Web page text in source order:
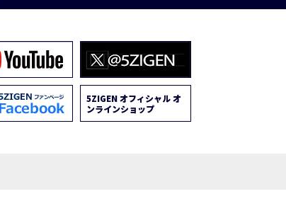
5ZIGEN オフィシャル オ
ンラインショップ